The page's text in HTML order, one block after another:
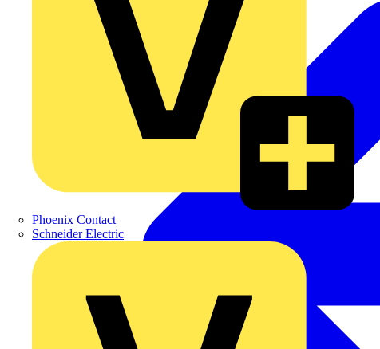
Phoenix Contact
Schneider Electric